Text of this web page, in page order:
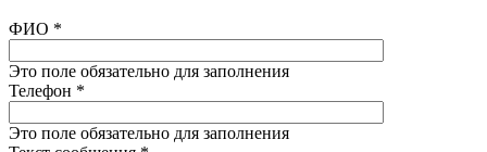
ФИО *
Это поле обязательно для заполнения
Телефон *
Это поле обязательно для заполнения